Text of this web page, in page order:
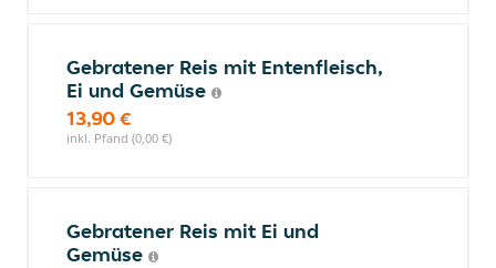
Gebratener Reis mit Entenfleisch,
Ei und Gemüse
13,90 €
inkl. Pfand (0,00 €)
Gebratener Reis mit Ei und
Gemüse